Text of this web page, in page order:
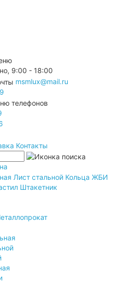
9:00 - 18:00
msmlux@mail.ru
Контакты
Лист стальной Кольца ЖБИ
Штакетник